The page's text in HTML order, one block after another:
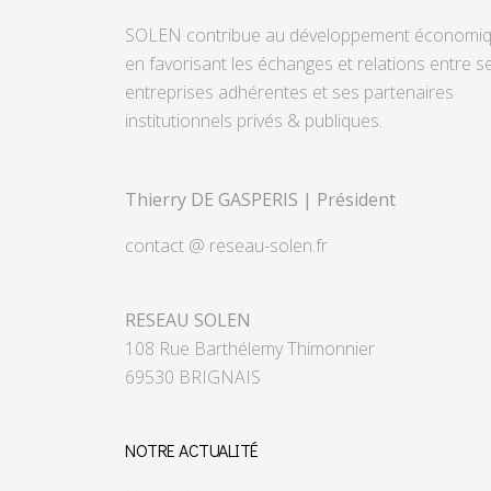
SOLEN contribue au développement
en favorisant les échanges et relations entre
entreprises adhérentes et ses partenaires
institutionnels privés & publiques.
Thierry DE GASPERIS | Président
contact @ reseau-solen.fr
RESEAU SOLEN
108 Rue Barthélemy Thimonnier
69530 BRIGNAIS
NOTRE ACTUALITÉ